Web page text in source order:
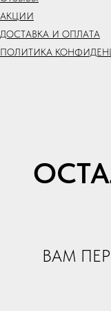
АКЦИИ
ДОСТАВКА И ОПЛАТА
ПОЛИТИКА
ВАМ